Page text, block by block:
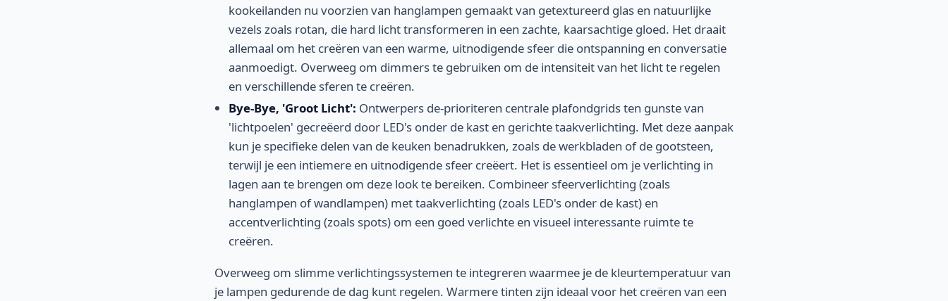
kookeilanden nu voorzien van hanglampen gemaakt van getextureerd glas en natuurlijke
vezels zoals rotan, die hard licht transformeren in een zachte, kaarsachtige gloed. Het draait
allemaal om het creëren van een warme, uitnodigende sfeer die ontspanning en conversatie
aanmoedigt. Overweeg om dimmers te gebruiken om de intensiteit van het licht te regelen
en verschillende sferen te creëren.
Bye-Bye, 'Groot Licht': Ontwerpers de-prioriteren centrale plafondgrids ten gunste van
'lichtpoelen' gecreëerd door LED's onder de kast en gerichte taakverlichting. Met deze aanpak
kun je specifieke delen van de keuken benadrukken, zoals de werkbladen of de gootsteen,
terwijl je een intiemere en uitnodigende sfeer creëert. Het is essentieel om je verlichting in
lagen aan te brengen om deze look te bereiken. Combineer sfeerverlichting (zoals
hanglampen of wandlampen) met taakverlichting (zoals LED's onder de kast) en
accentverlichting (zoals spots) om een goed verlichte en visueel interessante ruimte te
creëren.
Overweeg om slimme verlichtingssystemen te integreren waarmee je de kleurtemperatuur van
je lampen gedurende de dag kunt regelen. Warmere tinten zijn ideaal voor het creëren van een